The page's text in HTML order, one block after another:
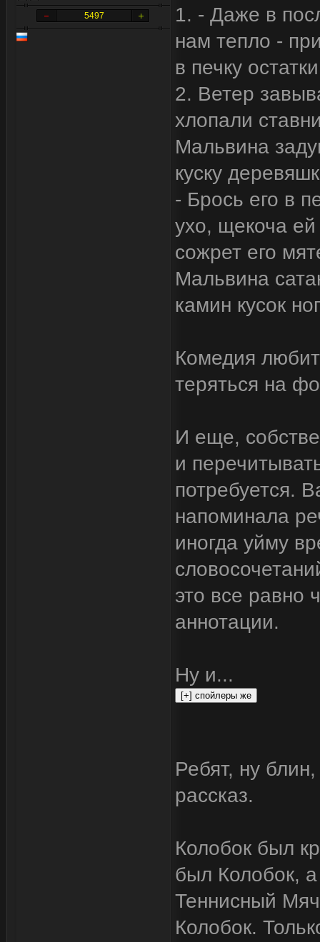
5497
1. - Даже в
нам тепло -
в печку
2. Ветер
хлопали
Мальвина
куску
- Брось его в
ухо, щекоча
сожрет его
Мальвина
камин кусок
Комедия
теряться на
И еще,
и
потребуется.
напоминала
иногда уйму
это все равно
аннотации.
Ну и...
Ребят, ну
рассказ.
Колобок был
был Колобок,
Теннисный
Колобок.